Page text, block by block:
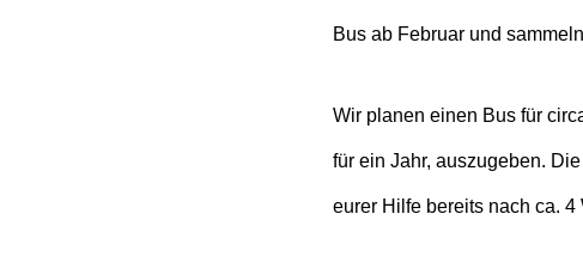
Bus ab Februar und
Wir planen einen Bus für
für ein Jahr, auszugeben.
eurer Hilfe bereits nach ca. 4